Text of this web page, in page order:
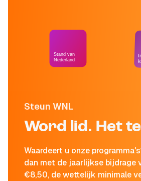
Steun WNL
Word lid. Het
Waardeert u onze
dan met de jaarlijkse bijdrage
€8,50, de wettelijk minimale
Stand van
Nederland